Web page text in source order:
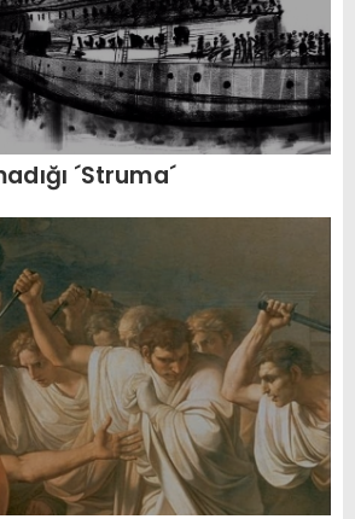
´Struma´